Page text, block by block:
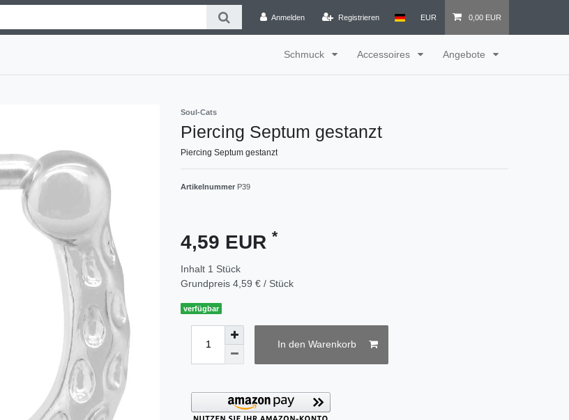
Anmelden Registrieren EUR 0,00 EUR
Schmuck Accessoires Angebote
Soul-Cats
Piercing Septum gestanzt
Piercing Septum gestanzt
Artikelnummer P39
4,59 EUR *
Inhalt 1 Stück
Grundpreis 4,59 € / Stück
verfügbar
In den Warenkorb